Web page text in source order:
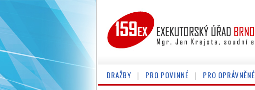
DRAŽBY PRO POVINNÉ PRO OPRÁVNĚNÉ